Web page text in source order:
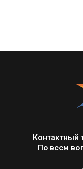
Контактный
По всем